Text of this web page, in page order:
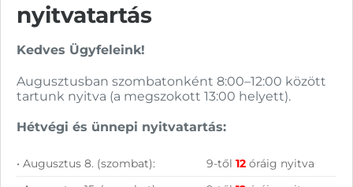
Hírlevelünkről bármikor leiratkozhatsz.
Elfogadom azÁSZF-ben található
FELIRATKOZOM
nyitvatartás
Kedves Ügyfeleink!
Augusztusban szombatonként 8:00–12:00 között
tartunk nyitva (a megszokott 13:00 helyett).
Hétvégi és ünnepi nyitvatartás:
• Augusztus 8. (szombat): 9-től12 óráig nyitva